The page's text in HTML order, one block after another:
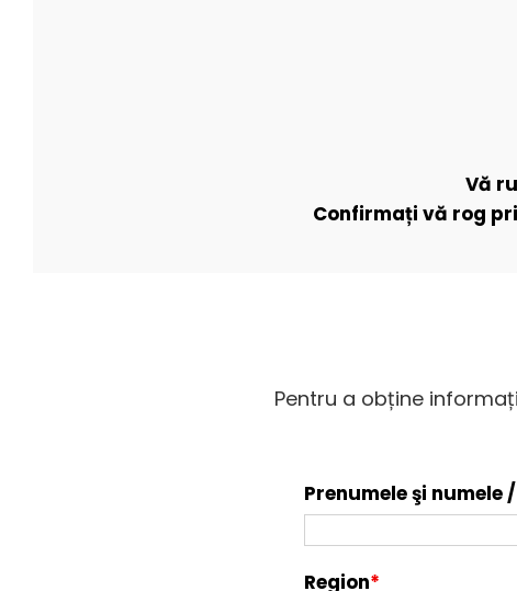
Vă
Confirmați vă rog
Pentru a obține
Prenumele şi numele
Region*